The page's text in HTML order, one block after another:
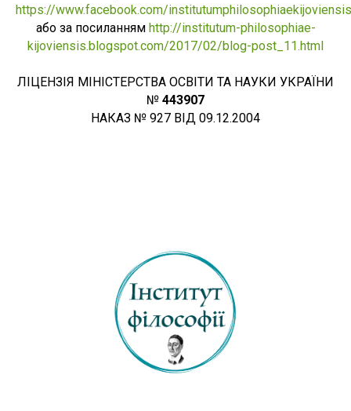
https://www.facebook.com/
або за посиланням http://institutum-philosophiae-
kijoviensis.blogspot.com/2017/02/blog-post_11.html
ЛІЦЕНЗІЯ МІНІСТЕРСТВА ОСВІТИ ТА НАУКИ УКРАЇНИ
№ 443907
НАКАЗ № 927 ВІД 09.12.2004